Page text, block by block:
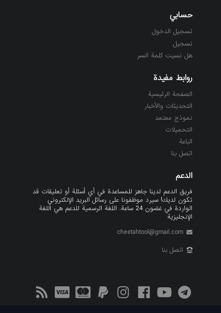
حسابي
تسجيل الدخول
تسجيل
هل نسيت كلمة السر
روابط مفيدة
الصفحة الرئيسية
التحديثات والأخبار
نموذج معتمد
التحميلات
الباعة
اتصل بنا
الدعم
فريق الدعم لدينا جاهز للمساعدة في أي أسئلة أو تعليقات قد
تكون لديك! سيرد موظفونا على رسائل البريد الإلكتروني
الواردة في غضون 24 ساعة. اللغة الرسمية للدعم هي اللغة
الإنجليزية
cheetahtool@gmail.com
اتصل بنا